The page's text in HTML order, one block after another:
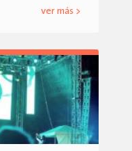
ver más >